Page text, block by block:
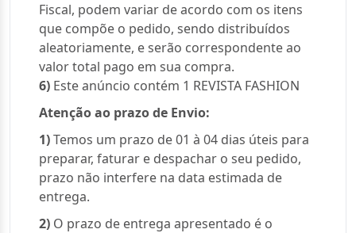
Fiscal, podem variar de acordo com os itens
que compõe o pedido, sendo distribuídos
aleatoriamente, e serão correspondente ao
valor total pago em sua compra.
6) Este anúncio contém 1 REVISTA FASHION
Atenção ao prazo de Envio:
1)Temos um prazo de 01 à 04 dias úteis para
preparar, faturar e despachar o seu pedido,
prazo não interfere na data estimada de
entrega.
2) O prazo de entrega apresentado é o